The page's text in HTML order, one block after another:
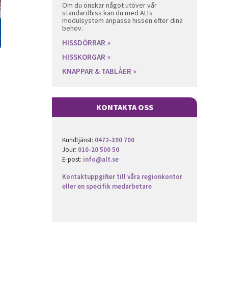
Om du önskar något utöver vår
standardhiss kan du med ALTs
modulsystem anpassa hissen efter dina
behov.
HISSDÖRRAR »
HISSKORGAR »
KNAPPAR & TABLÅER »
KONTAKTA OSS
Kundtjänst: 0472-390 700
Jour: 010-20 500 50
E-post: info@alt.se
Kontaktuppgifter till våra regionkontor
eller en specifik medarbetare